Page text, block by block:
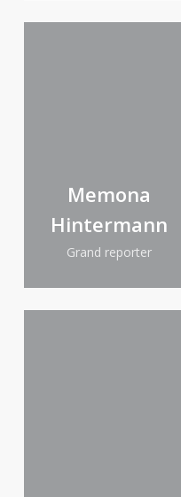
Memona
Hintermann
Grand reporter